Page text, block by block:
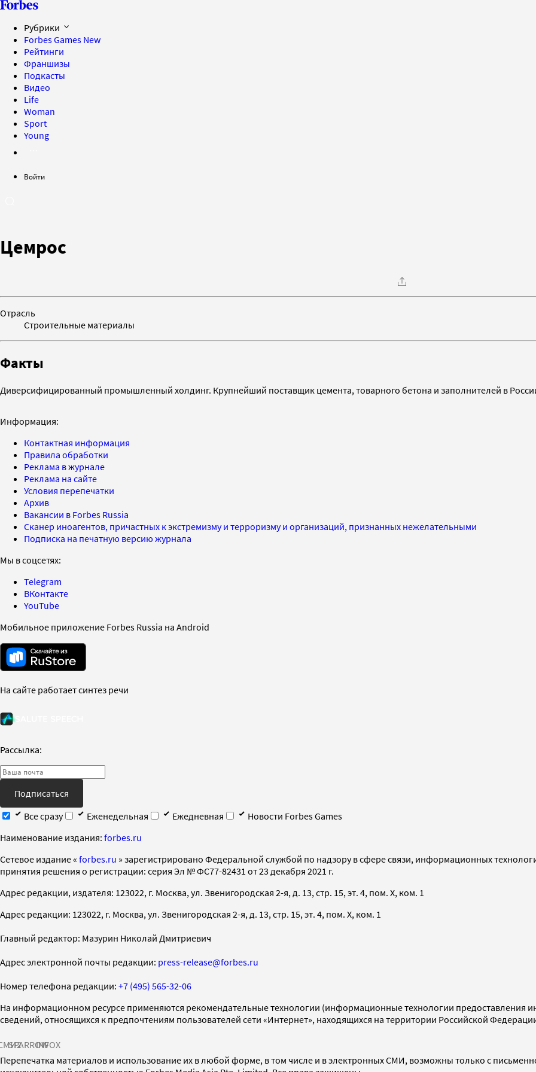
Рубрики
Forbes Games New
Рейтинги
Франшизы
Подкасты
Видео
Life
Woman
Sport
Young
Войти
Цемрос
Отрасль
Строительные материалы
Факты
Диверсифицированный промышленный холдинг. Крупнейший поставщик цемента, товарного бетона и заполнителей в
Информация:
Контактная информация
Правила обработки
Реклама в журнале
Реклама на сайте
Условия перепечатки
Архив
Вакансии в Forbes Russia
Сканер иноагентов, причастных к экстремизму и терроризму и организаций, признанных нежелательными
Подписка на печатную версию журнала
Мы в соцсетях:
Telegram
ВКонтакте
YouTube
Мобильное приложение Forbes Russia на Android
На сайте работает синтез речи
Рассылка:
Подписаться
Все сразу
Еженедельная Ежедневная
Новости Forbes Games
Наименование издания: forbes.ru
Cетевое издание « forbes.ru » зарегистрировано Федеральной службой по надзору в сфере связи, информационных
принятия решения о регистрации: серия Эл № ФС77-82431 от 23 декабря 2021 г.
Адрес редакции, издателя: 123022, г. Москва, ул. Звенигородская 2-я, д. 13, стр. 15, эт. 4, пом. X, ком. 1
Адрес редакции: 123022, г. Москва, ул. Звенигородская 2-я, д. 13, стр. 15, эт. 4, пом. X, ком. 1
Главный редактор: Мазурин Николай Дмитриевич
Адрес электронной почты редакции: press-release@forbes.ru
Номер телефона редакции: +7 (495) 565-32-06
На информационном ресурсе применяются рекомендательные технологии (информационные технологии предоставления
сведений, относящихся к предпочтениям пользователей сети «Интернет», находящихся на территории Российской
SPARROWINFOX
Перепечатка материалов и использование их в любой форме, в том числе и в электронных СМИ, возможны только с